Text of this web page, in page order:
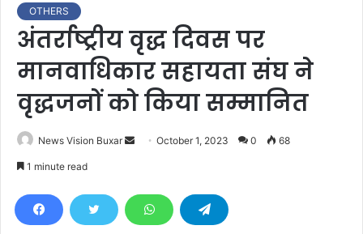
OTHERS
अंतर्राष्ट्रीय वृद्ध दिवस पर
मानवाधिकार सहायता संघ ने
वृद्धजनों को किया सम्मानित
News Vision Buxar
d
October 1, 2023 0 68
1 minute read